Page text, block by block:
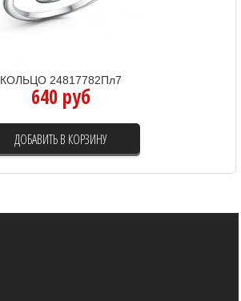
КОЛЬЦО 24817782Пл7
640 руб
ДОБАВИТЬ В КОРЗИНУ